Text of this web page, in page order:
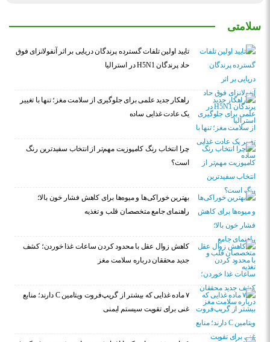
سلامتی
تایید اولین تلفات گسترده پرندگان دریایی بر اثر آنفولانزای فوق
حاد پرندگان H5N1 در استرالیا
راهکار جدید علمی برای جلوگیری از سلامت مغز؛ تنها با تغییر
یک عادت غذایی ساده
چرا انتخاب رنگ کامپوزیت مهم‌تر از انتخاب سفیدترین رنگ
است؟
بهترین خوراکی‌ها و میوه‌ها برای کاهش فشار خون بالا؛
راهنمای جامع متخصصان قلب و تغذیه
کاهش زوال عقل با محدود کردن ساعات غذا خوردن؛ کشف
جدید محققان درباره سلامت مغز
۷ ماده غذایی که بیشتر از گریپ‌فروت ویتامین C دارند؛ منابع
غنی برای تقویت سیستم ایمنی